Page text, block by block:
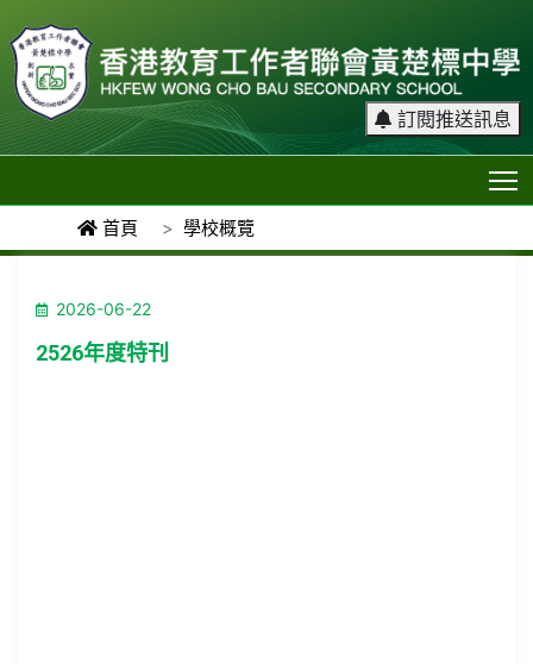
訂閱推送訊息
首頁 學校概覽
2026-06-22
2526年度特刊